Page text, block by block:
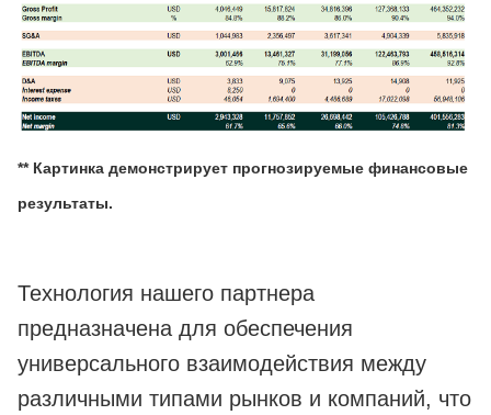
** Картинка демонстрирует прогнозируемые финансовые
результаты.
Технология нашего партнера
предназначена для обеспечения
универсального взаимодействия между
различными типами рынков и компаний, что